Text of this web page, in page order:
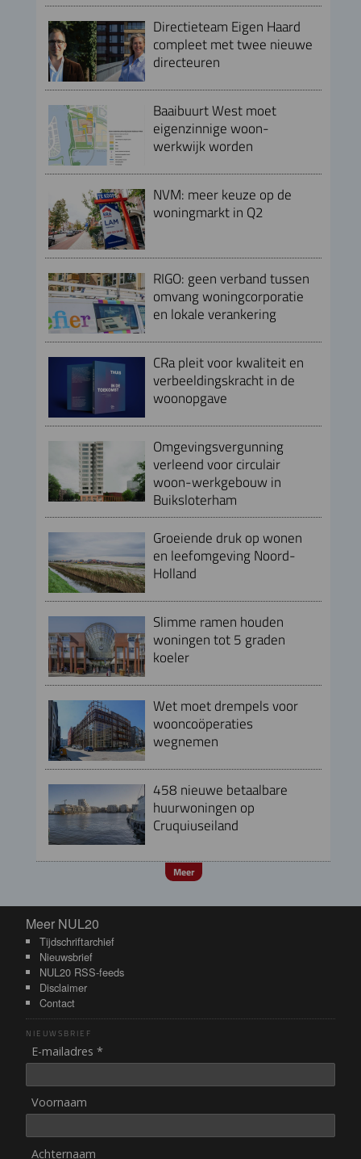
Directieteam Eigen Haard
compleet met twee nieuwe
directeuren
Baaibuurt West moet
eigenzinnige woon-
werkwijk worden
NVM: meer keuze op de
woningmarkt in Q2
RIGO: geen verband tussen
omvang woningcorporatie
en lokale verankering
CRa pleit voor kwaliteit en
verbeeldingskracht in de
woonopgave
Omgevingsvergunning
verleend voor circulair
woon-werkgebouw in
Buiksloterham
Groeiende druk op wonen
en leefomgeving Noord-
Holland
Slimme ramen houden
woningen tot 5 graden
koeler
Wet moet drempels voor
wooncoöperaties
wegnemen
458 nieuwe betaalbare
huurwoningen op
Cruquiuseiland
Meer
Meer NUL20
Meer NUL20
Tijdschriftarchief
Nieuwsbrief
NUL20 RSS-feeds
Disclaimer
Contact
NIEUWSBRIEF
E-mailadres *
Voornaam
Achternaam